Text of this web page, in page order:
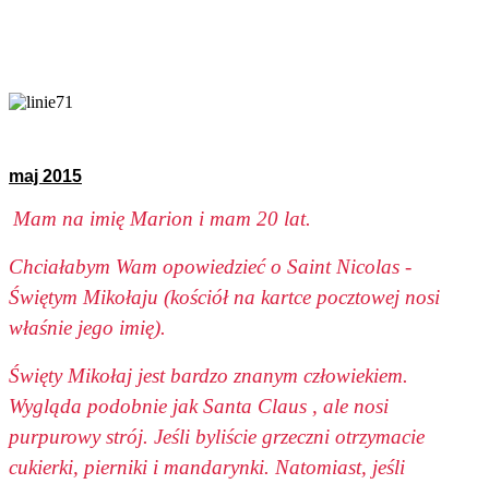
maj 2015
Mam na imię Marion i mam 20 lat.
Chciałabym Wam opowiedzieć o Saint Nicolas -
Świętym Mikołaju (kościół na kartce pocztowej nosi
właśnie jego imię).
Święty Mikołaj jest bardzo znanym człowiekiem.
Wygląda podobnie jak Santa Claus , ale nosi
purpurowy strój. Jeśli byliście grzeczni otrzymacie
cukierki, pierniki i mandarynki. Natomiast, jeśli